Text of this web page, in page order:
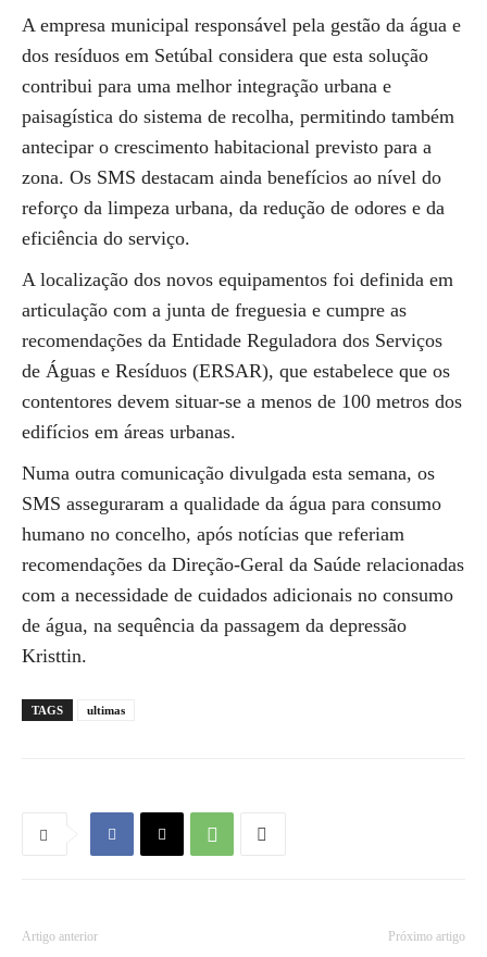
A empresa municipal responsável pela gestão da água e
dos resíduos em Setúbal considera que esta solução
contribui para uma melhor integração urbana e
paisagística do sistema de recolha, permitindo também
antecipar o crescimento habitacional previsto para a
zona. Os SMS destacam ainda benefícios ao nível do
reforço da limpeza urbana, da redução de odores e da
eficiência do serviço.
A localização dos novos equipamentos foi definida em
articulação com a junta de freguesia e cumpre as
recomendações da Entidade Reguladora dos Serviços
de Águas e Resíduos (ERSAR), que estabelece que os
contentores devem situar-se a menos de 100 metros dos
edifícios em áreas urbanas.
Numa outra comunicação divulgada esta semana, os
SMS asseguraram a qualidade da água para consumo
humano no concelho, após notícias que referiam
recomendações da Direção-Geral da Saúde relacionadas
com a necessidade de cuidados adicionais no consumo
de água, na sequência da passagem da depressão
Kristtin.
TAGS ultimas
Artigo anterior Próximo artigo